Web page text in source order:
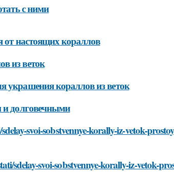
с ними
от настоящих кораллов
из веток
украшения кораллов из веток
и долговечными
svoi-sobstvennye-korally-iz-vetok-
sdelay-svoi-sobstvennye-korally-iz-vetok-